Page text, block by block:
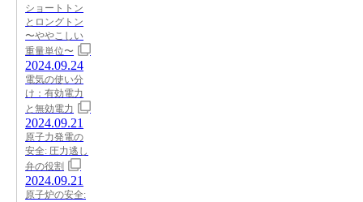
ショートトン
とロングトン
〜ややこしい
重量単位〜
2024.09.24
電気の使い分
け：有効電力
と無効電力
2024.09.21
原子力発電の
安全: 圧力逃し
弁の役割
2024.09.21
原子炉の安全: